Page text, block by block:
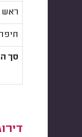
ראש
סך הכל :